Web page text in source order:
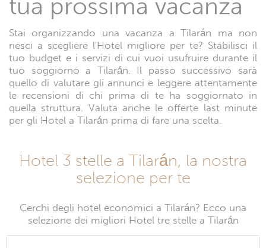
tua prossima vacanza
Stai organizzando una vacanza a Tilarán ma non
riesci a scegliere l'Hotel migliore per te? Stabilisci il
tuo budget e i servizi di cui vuoi usufruire durante il
tuo soggiorno a Tilarán. Il passo successivo sarà
quello di valutare gli annunci e leggere attentamente
le recensioni di chi prima di te ha soggiornato in
quella struttura. Valuta anche le offerte last minute
per gli Hotel a Tilarán prima di fare una scelta.
Hotel 3 stelle a Tilarán, la nostra
selezione per te
Cerchi degli hotel economici a Tilarán? Ecco una
selezione dei migliori Hotel tre stelle a Tilarán